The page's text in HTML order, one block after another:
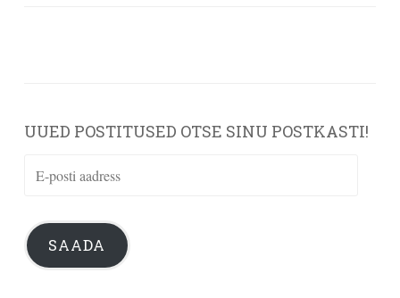
UUED POSTITUSED OTSE SINU POSTKASTI!
E-
aadress
SAADA